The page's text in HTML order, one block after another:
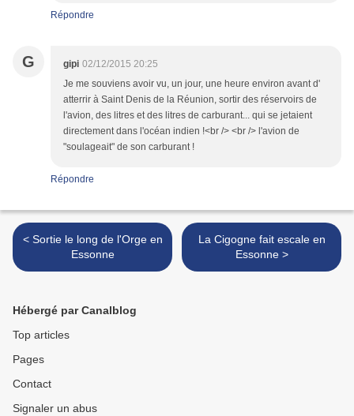
Répondre
G gipi 02/12/2015 20:25
Je me souviens avoir vu, un jour, une heure environ avant d'
atterrir à Saint Denis de la Réunion, sortir des réservoirs de
l'avion, des litres et des litres de carburant... qui se jetaient
directement dans l'océan indien !<br /> <br /> l'avion de
"soulageait" de son carburant !
Répondre
< Sortie le long de l'Orge en
Essonne
La Cigogne fait escale en
Essonne >
Hébergé par Canalblog
Top articles
Pages
Contact
Signaler un abus